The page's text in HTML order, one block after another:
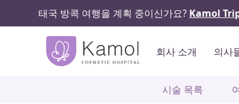
태국 방콕 여행을 계획 중이신가요? Kamol
회사 소개 의사
시술 목록